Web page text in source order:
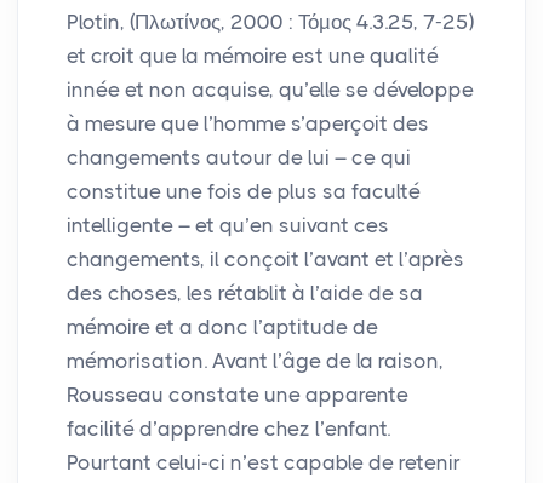
Plotin, (Πλωτίνος, 2000 : Τόμος 4.3.25, 7-25)
et croit que la mémoire est une qualité
innée et non acquise, qu’elle se développe
à mesure que l’homme s’aperçoit des
changements autour de lui – ce qui
constitue une fois de plus sa faculté
intelligente – et qu’en suivant ces
changements, il conçoit l’avant et l’après
des choses, les rétablit à l’aide de sa
mémoire et a donc l’aptitude de
mémorisation. Avant l’âge de la raison,
Rousseau constate une apparente
facilité d’apprendre chez l’enfant.
Pourtant celui-ci n’est capable de retenir